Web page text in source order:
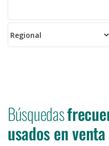
Búsquedas
usados en venta